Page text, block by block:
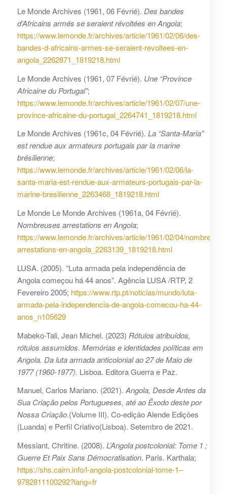
Le Monde Archives (1961, 06 Févrié). Des bandes
d’Africains armés se seraient révoltées en Angola;
https://www.lemonde.fr/archives/article/1961/02/06/des-
bandes-d-africains-armes-se-seraient-revoltees-en-
angola_2262871_1819218.html
Le Monde Archives (1961, 07 Févrié). Une “Province
Africaine du Portugal”;
https://www.lemonde.fr/archives/article/1961/02/07/une-
province-africaine-du-portugal_2264741_1819218.html
Le Monde Archives (1961c, 04 Févrié). La “Santa-Maria”
est rendue aux armateurs portugais par la marine
brésilienne;
https://www.lemonde.fr/archives/article/1961/02/06/la-
santa-maria-est-rendue-aux-armateurs-portugais-par-la-
marine-bresilienne_2263468_1819218.html
Le Monde Le Monde Archives (1961a, 04 Févrié).
Nombreuses arrestations en Angola;
https://www.lemonde.fr/archives/article/1961/02/04/
arrestations-en-angola_2263139_1819218.html
LUSA. (2005). “Luta armada pela independência de
Angola começou há 44 anos”. Agência LUSA /RTP, 2
Fevereiro 2005; https://www.rtp.pt/noticias/mundo/luta-
armada-pela-independencia-de-angola-comecou-ha-44-
anos_n105629
Mabeko-Tali, Jean Michel. (2023) Rótulos atribuídos,
rótulos assumidos. Memórias e identidades políticas em
Angola. Da luta armada anticolonial ao 27 de Maio de
1977 (1960-1977). Lisboa. Editora Guerra e Paz.
Manuel, Carlos Mariano. (2021).Angola, Desde Antes da
Sua Criação pelos Portugueses, até ao Êxodo deste por
Nossa Criação.(Volume III). Co-edição Alende Edições
(Luanda) e Perfil Criativo(Lisboa). Setembro de 2021.
Messiant, Chritine. (2008). L’Angola postcolonial: Tome 1 ;
Guerre Et Paix Sans Démocratisation. Paris. Karthala;
https://shs.cairn.info/l-angola-postcolonial-tome-1–
9782811100292?lang=fr